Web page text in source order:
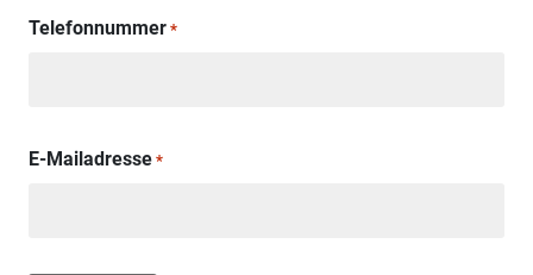
Telefonnummer *
E-Mailadresse *